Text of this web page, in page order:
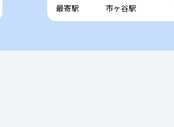
最寄駅
市ヶ谷駅